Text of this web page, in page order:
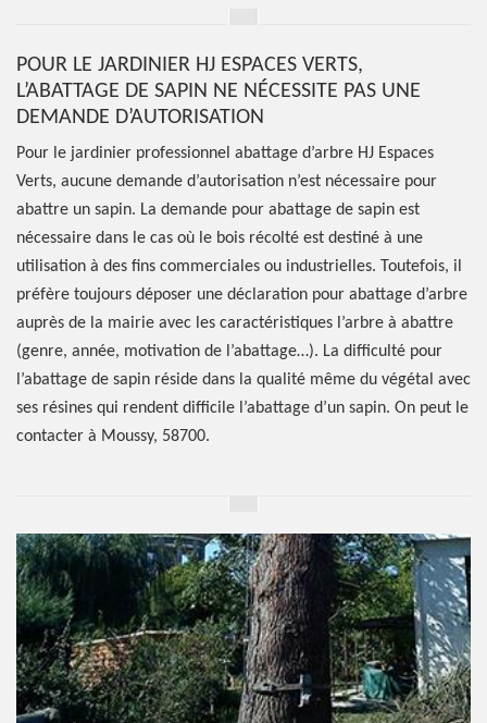
POUR LE JARDINIER HJ ESPACES VERTS,
L’ABATTAGE DE SAPIN NE NÉCESSITE PAS UNE
DEMANDE D’AUTORISATION
Pour le jardinier professionnel abattage d’arbre HJ Espaces
Verts, aucune demande d’autorisation n’est nécessaire pour
abattre un sapin. La demande pour abattage de sapin est
nécessaire dans le cas où le bois récolté est destiné à une
utilisation à des fins commerciales ou industrielles. Toutefois, il
préfère toujours déposer une déclaration pour abattage d’arbre
auprès de la mairie avec les caractéristiques l’arbre à abattre
(genre, année, motivation de l’abattage…). La difficulté pour
l’abattage de sapin réside dans la qualité même du végétal avec
ses résines qui rendent difficile l’abattage d’un sapin. On peut le
contacter à Moussy, 58700.